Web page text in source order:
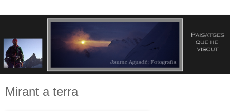
Mirant a terra